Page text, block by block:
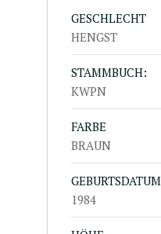
GESCHLECHT
HENGST
STAMMBUCH:
KWPN
FARBE
BRAUN
GEBURTSDATUM
1984